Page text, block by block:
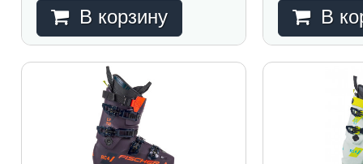
В корзину В